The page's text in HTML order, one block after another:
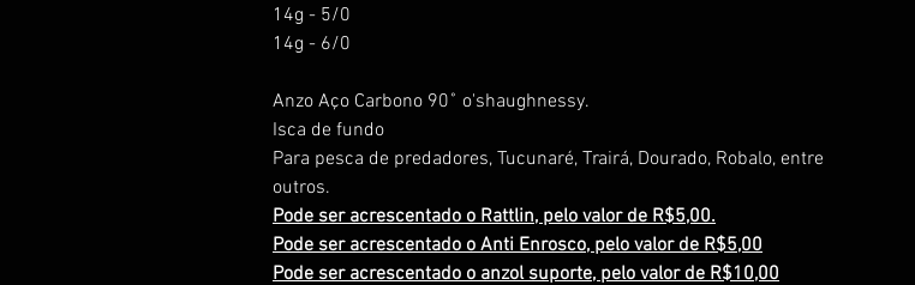
14g - 5/0
14g - 6/0
Anzo Aço Carbono 90˚ o'shaughnessy.
Isca de fundo
Para pesca de predadores, Tucunaré, Trairá, Dourado, Robalo, entre
outros.
Pode ser acrescentado o Rattlin, pelo valor de R$5,00.
Pode ser acrescentado o Anti Enrosco, pelo valor de R$5,00
Pode ser acrescentado o anzol suporte, pelo valor de R$10,00